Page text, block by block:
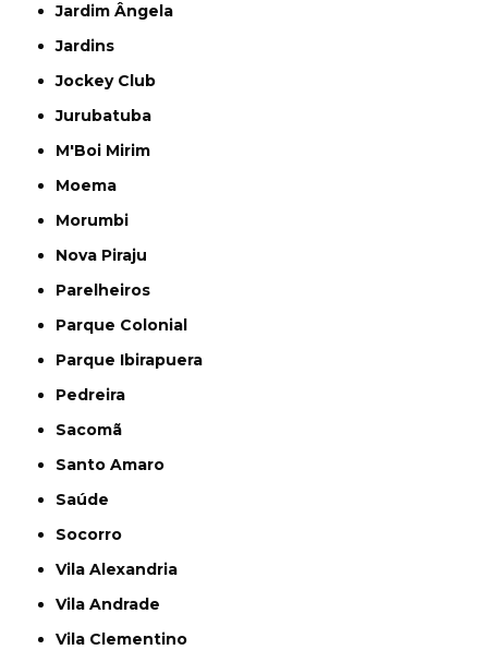
Jardim Ângela
Jardins
Jockey Club
Jurubatuba
M'Boi Mirim
Moema
Morumbi
Nova Piraju
Parelheiros
Parque Colonial
Parque Ibirapuera
Pedreira
Sacomã
Santo Amaro
Saúde
Socorro
Vila Alexandria
Vila Andrade
Vila Clementino